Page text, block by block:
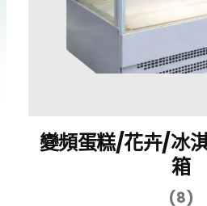
變頻蛋糕/花卉/冰
箱
(8)